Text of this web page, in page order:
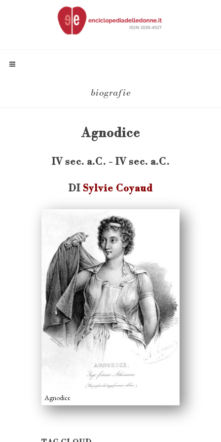
biografie
Agnodice
IV sec. a.C. - IV sec. a.C.
DI Sylvie Coyaud
Agnodice